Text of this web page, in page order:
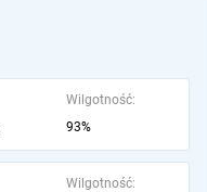
Wilgotność:
93%
Wilgotność: